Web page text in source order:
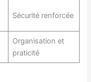
Sécurité renforcée
Organisation et
praticité